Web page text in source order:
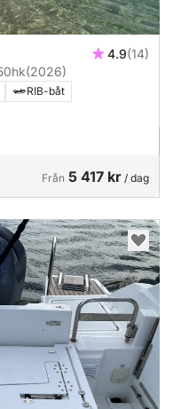
4.9(14)
Eagle Eagle 6,50 150hk(2026)
RIB-båt
Från 5 417 kr / dag